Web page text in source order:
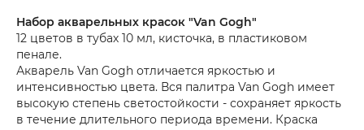
Набор акварельных красок "Van Gogh"
12 цветов в тубах 10 мл, кисточка, в пластиковом
пенале.
Акварель Van Gogh отличается яркостью и
интенсивностью цвета. Вся палитра Van Gogh имеет
высокую степень светостойкости - сохраняет яркость
в течение длительного периода времени. Краска